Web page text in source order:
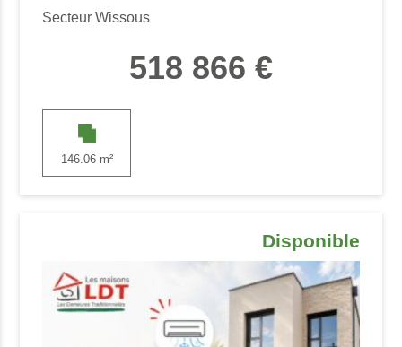
Secteur Wissous
518 866 €
146.06 m²
Disponible